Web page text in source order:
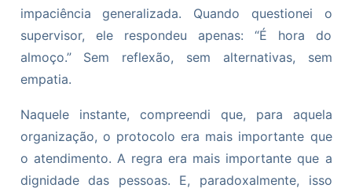
impaciência generalizada. Quando questionei o
supervisor, ele respondeu apenas: “É hora do
almoço.” Sem reflexão, sem alternativas, sem
empatia.
Naquele instante, compreendi que, para aquela
organização, o protocolo era mais importante que
o atendimento. A regra era mais importante que a
dignidade das pessoas. E, paradoxalmente, isso